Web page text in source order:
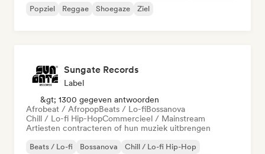
Popziel
Reggae Shoegaze Ziel
Sungate Records
Label
&gt; 1300 gegeven antwoorden
Afrobeat / AfropopBeats / Lo-fiBossanova
Chill / Lo-fi Hip-HopCommercieel / Mainstream
Artiesten contracteren of hun muziek uitbrengen
Beats / Lo-fi Bossanova
Chill / Lo-fi Hip-Hop